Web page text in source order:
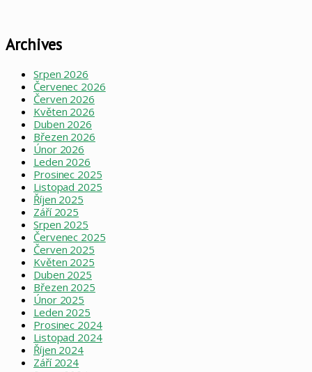
Archives
Srpen 2026
Červenec 2026
Červen 2026
Květen 2026
Duben 2026
Březen 2026
Únor 2026
Leden 2026
Prosinec 2025
Listopad 2025
Říjen 2025
Září 2025
Srpen 2025
Červenec 2025
Červen 2025
Květen 2025
Duben 2025
Březen 2025
Únor 2025
Leden 2025
Prosinec 2024
Listopad 2024
Říjen 2024
Září 2024